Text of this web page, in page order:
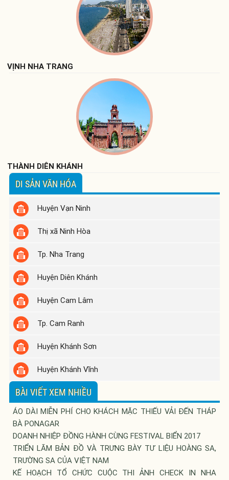
VỊNH NHA TRANG
THÀNH DIÊN KHÁNH
DI SẢN VĂN HÓA
Huyện Vạn Ninh
Thị xã Ninh Hòa
Tp. Nha Trang
Huyện Diên Khánh
Huyện Cam Lâm
Tp. Cam Ranh
Huyện Khánh Sơn
Huyện Khánh Vĩnh
BÀI VIẾT XEM NHIỀU
ÁO DÀI MIỄN PHÍ CHO KHÁCH MẶC THIẾU VẢI ĐẾN THÁP
BÀ PONAGAR
DOANH NHIỆP ĐỒNG HÀNH CÙNG FESTIVAL BIỂN 2017
TRIỂN LÃM BẢN ĐỒ VÀ TRƯNG BÀY TƯ LIỆU HOÀNG SA,
TRƯỜNG SA CỦA VIỆT NAM
KẾ HOẠCH TỔ CHỨC CUỘC THI ẢNH CHECK IN NHA